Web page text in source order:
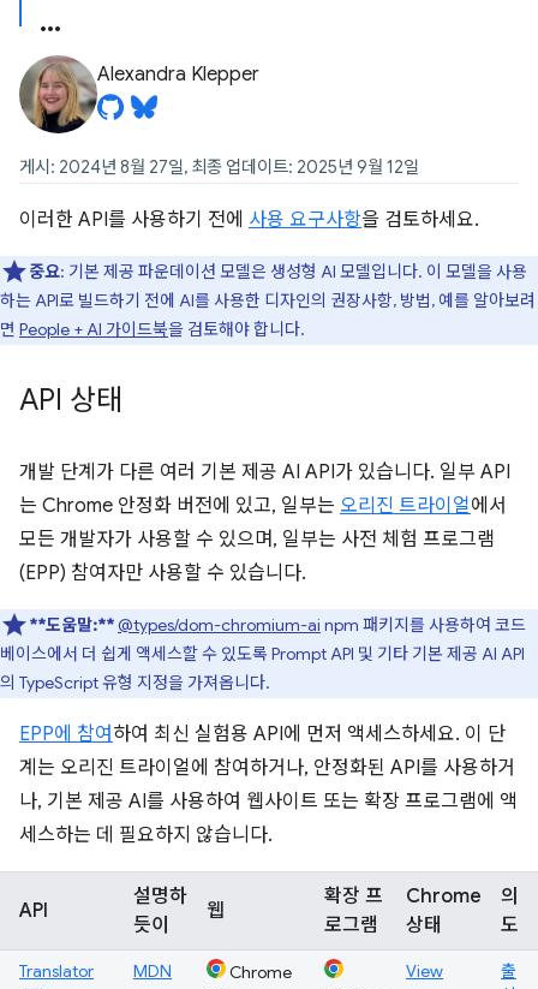
Alexandra Klepper
게시: 2024년 8월 27일, 최종 업데이트: 2025년 9월 12일
이러한 API를 사용하기 전에 사용 요구사항을 검토하세요.
중요: 기본 제공 파운데이션 모델은 생성형 AI 모델입니다. 이 모델을 사용
하는 API로 빌드하기 전에 AI를 사용한 디자인의 권장사항, 방법, 예를 알아보려
면 People + AI 가이드북을 검토해야 합니다.
API 상태
개발 단계가 다른 여러 기본 제공 AI API가 있습니다. 일부 API
는 Chrome 안정화 버전에 있고, 일부는 오리진 트라이얼에서
모든 개발자가 사용할 수 있으며, 일부는 사전 체험 프로그램
(EPP) 참여자만 사용할 수 있습니다.
**도움말:**@types/dom-chromium-ai npm 패키지를 사용하여 코드
베이스에서 더 쉽게 액세스할 수 있도록 Prompt API 및 기타 기본 제공 AI API
의 TypeScript 유형 지정을 가져옵니다.
EPP에 참여 하여 최신 실험용 API에 먼저 액세스하세요. 이 단
계는 오리진 트라이얼에 참여하거나, 안정화된 API를 사용하거
나, 기본 제공 AI를 사용하여 웹사이트 또는 확장 프로그램에 액
세스하는 데 필요하지 않습니다.
API
설명하
듯이
웹
확장 프
로그램
Chrome
상태
의
도
Translator
MDN
Chrome
View
출